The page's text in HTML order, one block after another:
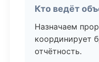
Кто ведёт
Назначаем
координирует
отчётность.